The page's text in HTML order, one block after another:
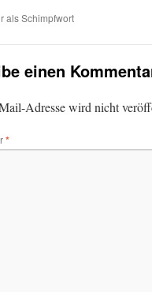
als Schimpfwort
einen
Adresse wird nicht
*